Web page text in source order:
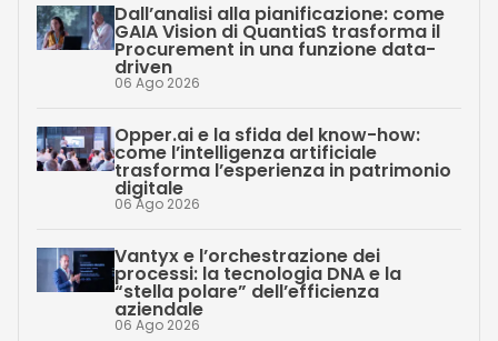
Dall’analisi alla pianificazione: come
GAIA Vision di QuantiaS trasforma il
Procurement in una funzione data-
driven
06 Ago 2026
Opper.ai e la sfida del know-how:
come l’intelligenza artificiale
trasforma l’esperienza in patrimonio
digitale
06 Ago 2026
Vantyx e l’orchestrazione dei
processi: la tecnologia DNA e la
“stella polare” dell’efficienza
aziendale
06 Ago 2026